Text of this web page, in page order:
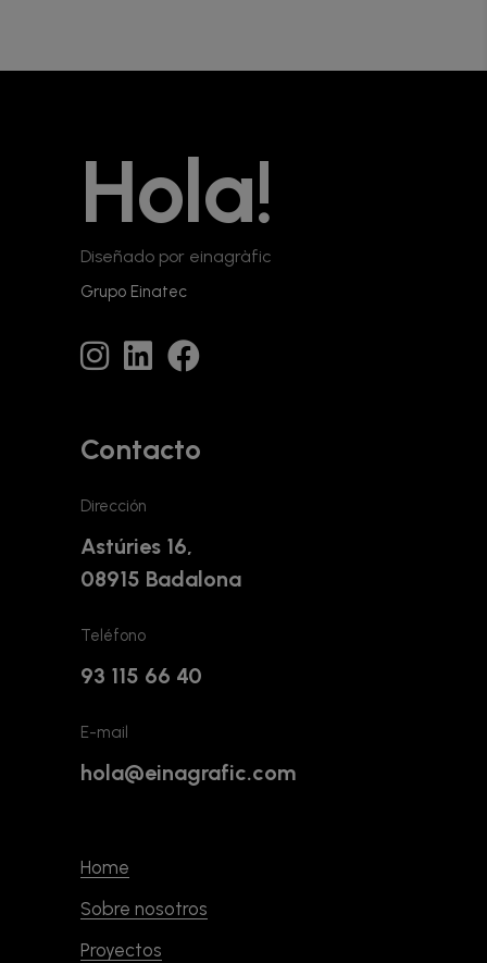
Hola!
Diseñado por einagràfic
Grupo Einatec
Contacto
Dirección
Astúries 16,
08915 Badalona
Teléfono
93 115 66 40
E-mail
hola@einagrafic.com
Home
Sobre nosotros
Proyectos